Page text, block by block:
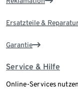
Ersatzteile &
Garantie
Service & Hilfe
Online-Services